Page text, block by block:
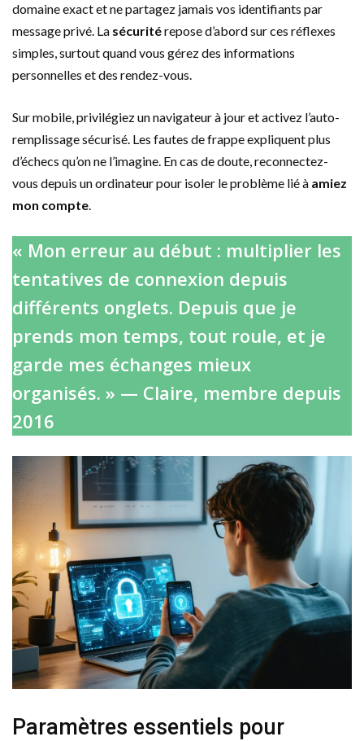
domaine exact et ne partagez jamais vos identifiants par
message privé. La sécuritérepose d’abord sur ces réflexes
simples, surtout quand vous gérez des informations
personnelles et des rendez-vous.
Sur mobile, privilégiez un navigateur à jour et activez l’auto-
remplissage sécurisé. Les fautes de frappe expliquent plus
d’échecs qu’on ne l’imagine. En cas de doute, reconnectez-
vous depuis un ordinateur pour isoler le problème lié à amiez
mon compte.
« Mon erreur au début : multiplier les
tentatives de connexion depuis
différents onglets. Depuis que je
prends mon temps, tout roule, et je
garde mes échanges mieux
organisés. » — Claire, membre depuis
2016
Paramètres essentiels pour